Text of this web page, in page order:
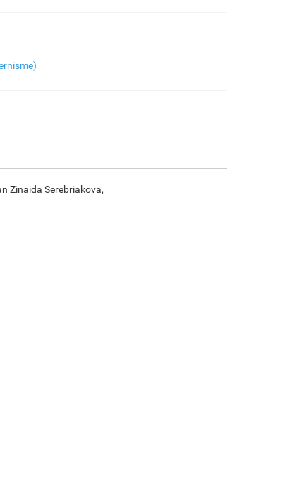
€120.63
F2833-204
Zinaida Serebriakova,